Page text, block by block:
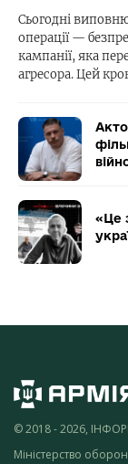
Сьогодні
операції —
кампанії, яка
агресора. Цей
«Це
© 2018 - 2026,
Міністерство